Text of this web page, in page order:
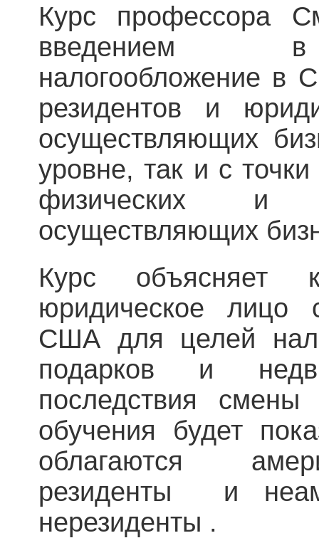
Курс профессора
введением в
налогообложение в
резидентов и
осуществляющих
уровне, так и с
физических и
осуществляющих
Курс объясняет
юридическое лицо
США для целей
подарков и
последствия
обучения будет
облагаются
резиденты и
нерезиденты .